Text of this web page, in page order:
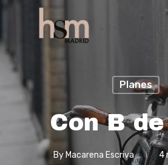
Planes
Con B
By Macarena Escriva 4